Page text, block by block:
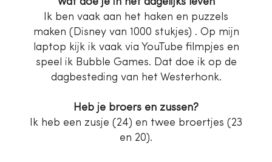
Ik ben vaak aan het haken en puzzels
maken (Disney van 1000 stukjes) . Op mijn
laptop kijk ik vaak via YouTube filmpjes en
speel ik Bubble Games. Dat doe ik op de
dagbesteding van het Westerhonk.
Heb je broers en zussen?
Ik heb een zusje (24) en twee broertjes (23
en 20).